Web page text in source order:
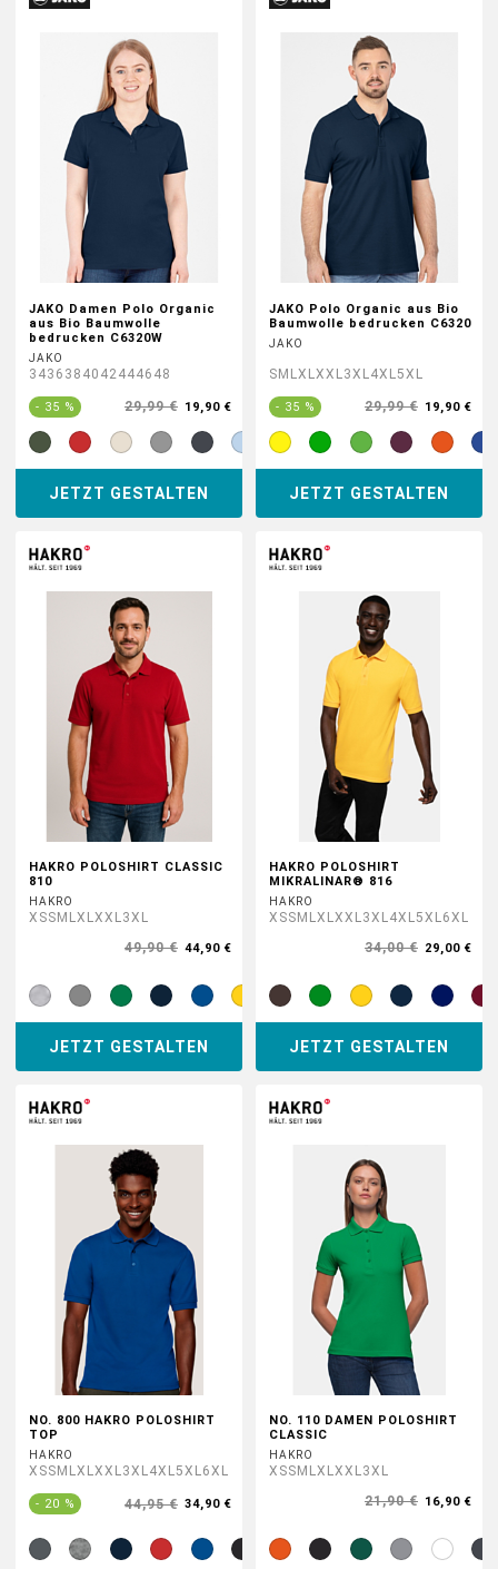
JAKO Damen Polo Organic
aus Bio Baumwolle
bedrucken C6320W
JAKO
3436 38 40 42 4446 48
- 35 % 29,99 € 19,90 €
JETZT GESTALTEN
JAKO Polo Organic aus Bio
Baumwolle bedrucken C6320
JAKO
SM L XL XXL 3XL 4XL 5XL
- 35 % 29,99 € 19,90 €
JETZT GESTALTEN
HAKRO POLOSHIRT CLASSIC
810
HAKRO
XSS M LXLXXL3XL
49,90 € 44,90 €
JETZT GESTALTEN
HAKRO POLOSHIRT
MIKRALINAR® 816
HAKRO
XSS M LXLXXL3XL4XL5XL6XL
34,00 € 29,00 €
JETZT GESTALTEN
NO. 800 HAKRO POLOSHIRT
TOP
HAKRO
XSS M LXLXXL3XL4XL5XL6XL
- 20 % 44,95 € 34,90 €
NO. 110 DAMEN POLOSHIRT
CLASSIC
HAKRO
XSS M LXLXXL3XL
21,90 € 16,90 €